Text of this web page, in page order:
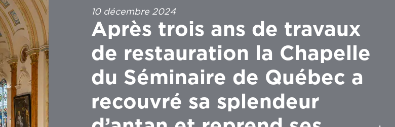
10 décembre 2024
Après trois ans de travaux
de restauration la Chapelle
du Séminaire de Québec a
recouvré sa splendeur